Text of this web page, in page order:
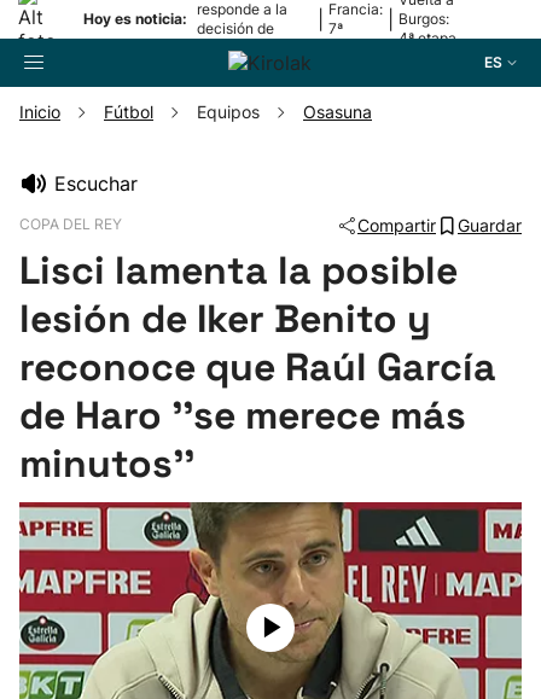
Hoy es noticia:
responde a la
decisión de
Oriamendi
Francia:
7ª
Burgos:
4ª etapa
ES
Pelota
Remo
Ciclismo
Herri-kirolak
Balonmano
Inicio Fútbol Equipos Osasuna
Escuchar
COPA DEL REY Compartir Guardar
Lisci lamenta la posible
lesión de Iker Benito y
reconoce que Raúl García
de Haro ''se merece más
minutos''